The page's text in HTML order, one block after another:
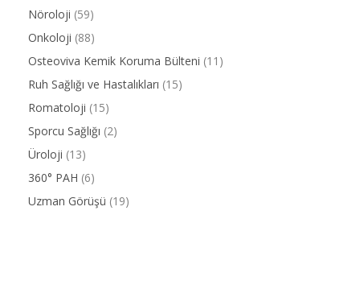
Nöroloji (59)
Onkoloji (88)
Osteoviva Kemik Koruma Bülteni (11)
Ruh Sağlığı ve Hastalıkları (15)
Romatoloji (15)
Sporcu Sağlığı (2)
Üroloji (13)
360° PAH (6)
Uzman Görüşü (19)